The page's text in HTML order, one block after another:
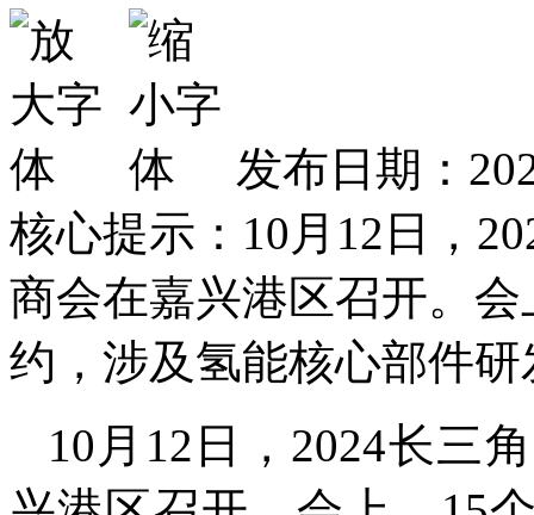
发布日期：
核心提示：10月12日，
商会在嘉兴港区召开。
约，涉及氢能核心部件
10月12日，2024长三